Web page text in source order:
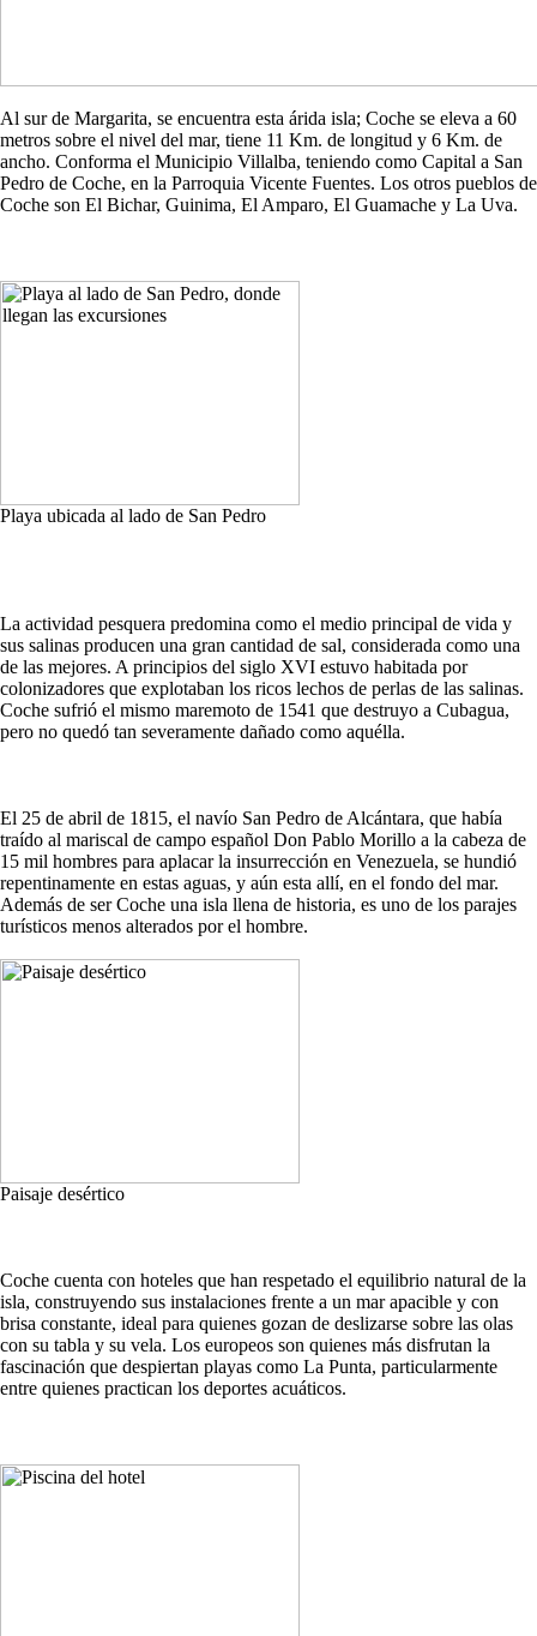
Al sur de Margarita, se encuentra esta árida isla; Coche se eleva a 60
metros sobre el nivel del mar, tiene 11 Km. de longitud y 6 Km. de
ancho. Conforma el Municipio Villalba, teniendo como Capital a San
Pedro de Coche, en la Parroquia Vicente Fuentes. Los otros pueblos de
Coche son El Bichar, Guinima, El Amparo, El Guamache y La Uva.
Playa ubicada al lado de San Pedro
La actividad pesquera predomina como el medio principal de vida y
sus salinas producen una gran cantidad de sal, considerada como una
de las mejores. A principios del siglo XVI estuvo habitada por
colonizadores que explotaban los ricos lechos de perlas de las salinas.
Coche sufrió el mismo maremoto de 1541 que destruyo a Cubagua,
pero no quedó tan severamente dañado como aquélla.
El 25 de abril de 1815, el navío San Pedro de Alcántara, que había
traído al mariscal de campo español Don Pablo Morillo a la cabeza de
15 mil hombres para aplacar la insurrección en Venezuela, se hundió
repentinamente en estas aguas, y aún esta allí, en el fondo del mar.
Además de ser Coche una isla llena de historia, es uno de los parajes
turísticos menos alterados por el hombre.
Paisaje desértico
Coche cuenta con hoteles que han respetado el equilibrio natural de la
isla, construyendo sus instalaciones frente a un mar apacible y con
brisa constante, ideal para quienes gozan de deslizarse sobre las olas
con su tabla y su vela. Los europeos son quienes más disfrutan la
fascinación que despiertan playas como La Punta, particularmente
entre quienes practican los deportes acuáticos.